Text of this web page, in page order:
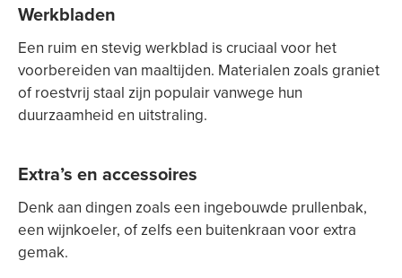
Werkbladen
Een ruim en stevig werkblad is cruciaal voor het
voorbereiden van maaltijden. Materialen zoals graniet
of roestvrij staal zijn populair vanwege hun
duurzaamheid en uitstraling.
Extra’s en accessoires
Denk aan dingen zoals een ingebouwde prullenbak,
een wijnkoeler, of zelfs een buitenkraan voor extra
gemak.